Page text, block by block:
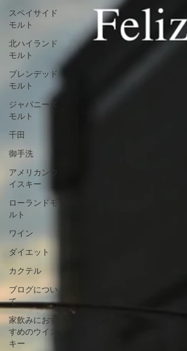
スペイサイド
モルト
北ハイランド
モルト
ブレンデッド
モルト
ジャパニーズ
モルト
千田
御手洗
アメリカンウ
イスキー
ローランドモ
ルト
ワイン
ダイエット
カクテル
ブログについ
て
家飲みにおす
すめのウイス
キー